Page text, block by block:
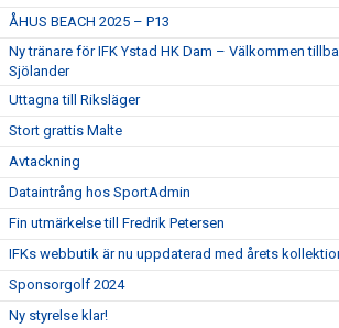
ÅHUS BEACH 2025 – P13
Ny tränare för IFK Ystad HK Dam – Välkommen
Sjölander
Uttagna till Riksläger
Stort grattis Malte
Avtackning
Dataintrång hos SportAdmin
Fin utmärkelse till Fredrik Petersen
IFKs webbutik är nu uppdaterad med årets
Sponsorgolf 2024
Ny styrelse klar!